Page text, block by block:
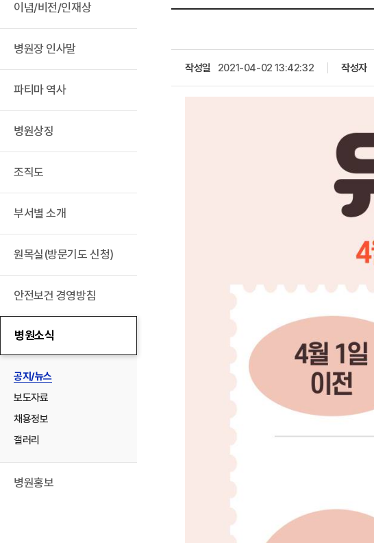
이념/비전/인재상
병원장 인사말
파티마 역사
병원상징
조직도
부서별 소개
원목실(방문기도 신청)
안전보건 경영방침
병원소식
공지/뉴스
보도자료
채용정보
갤러리
병원홍보
작성일 2021-04-02 13:42:32 작성자